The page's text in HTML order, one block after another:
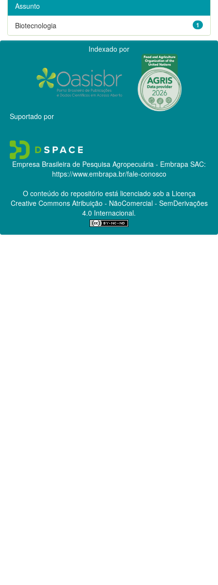
Assunto
1
Biotecnologia
Indexado por
Suportado por
Empresa Brasileira de Pesquisa Agropecuária - Embrapa SAC:
https://www.embrapa.br/fale-conosco
O conteúdo do repositório está licenciado sob a Licença
Creative CommonsAtribuição - NãoComercial - SemDerivações
4.0 Internacional.